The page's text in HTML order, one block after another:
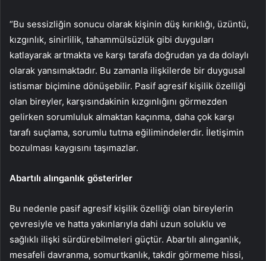
“Bu sessizliğin sonucu olarak kişinin düş kırıklığı, üzüntü,
kızgınlık, sinirlilik, tahammülsüzlük gibi duyguları
katlayarak artmakta ve karşı tarafa doğrudan ya da dolaylı
olarak yansımaktadır. Bu zamanla ilişkilerde bir duygusal
istismar biçimine dönüşebilir. Pasif agresif kişilik özelliği
olan bireyler, karşısındakinin kızgınlığını görmezden
gelirken sorumluluk almaktan kaçınma, daha çok karşı
tarafı suçlama, sorumlu tutma eğilimindelerdir. İletişimin
bozulması kaygısını taşımazlar.
Abartılı alınganlık gösterirler
Bu nedenle pasif agresif kişilik özelliği olan bireylerin
çevresiyle ve hatta yakınlarıyla dahi uzun soluklu ve
sağlıklı ilişki sürdürebilmeleri güçtür. Abartılı alınganlık,
mesafeli davranma, somurtkanlık, takdir görmeme hissi,